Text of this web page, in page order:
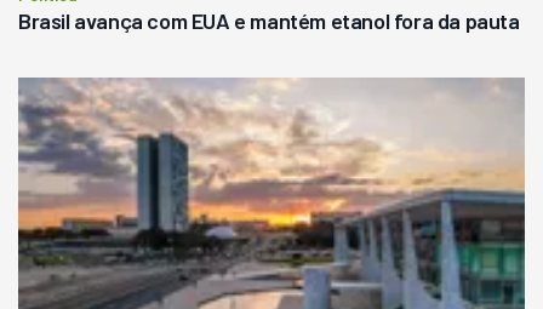
Brasil avança com EUA e mantém etanol fora da pauta